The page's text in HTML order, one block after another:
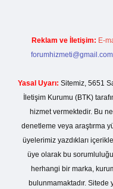
Reklam ve İletişim: E-
forumhizmeti@gmail.com
Yasal Uyarı: Sitemiz, 5651
İletişim Kurumu (BTK)
hizmet vermektedir. Bu
denetleme veya araştırma
üyelerimiz yazdıkları
üye olarak bu
herhangi bir marka,
bulunmamaktadır. Sitede